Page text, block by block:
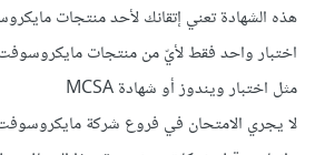
هذه الشهادة تعني إتقانك لأحد منتجات
اختبار واحد فقط لأيّ من منتجات
مثل اختبار ويندوز أو شهادة MCSA
لا يجري الامتحان في فروع شركة مايكروسوفت